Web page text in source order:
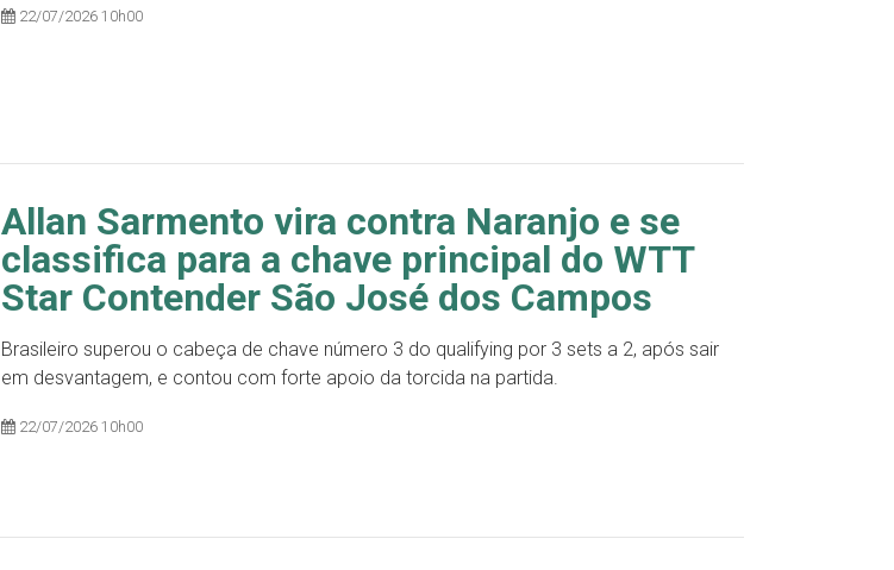
22/07/2026 10h00
Allan Sarmento vira contra Naranjo e se
classifica para a chave principal do WTT
Star Contender São José dos Campos
Brasileiro superou o cabeça de chave número 3 do qualifying por 3 sets a 2, após sair
em desvantagem, e contou com forte apoio da torcida na partida.
22/07/2026 10h00